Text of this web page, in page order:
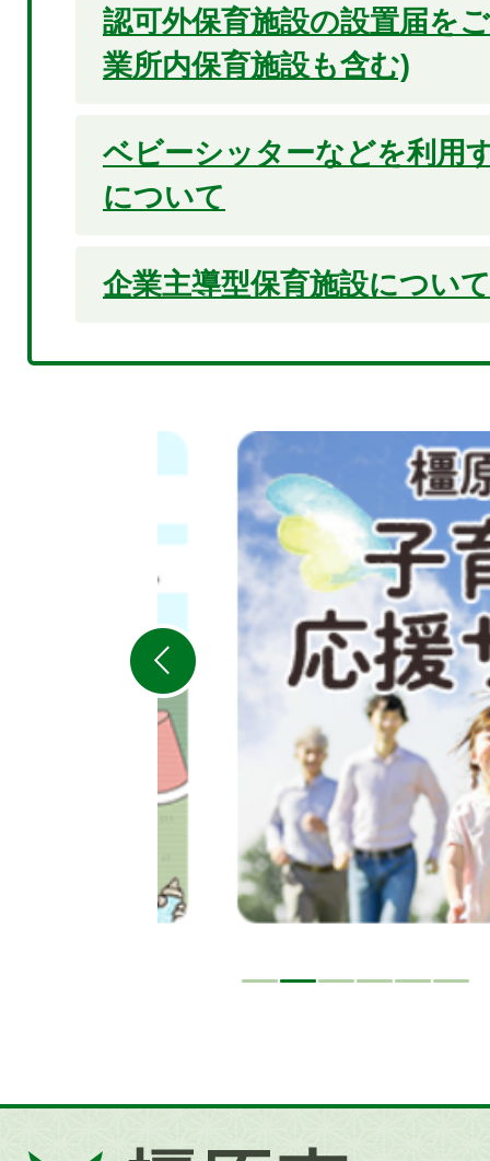
認可外保育施設の設置届を
業所内保育施設も含む)
ベビーシッターなどを利用
について
企業主導型保育施設について
目
ス
ラ
イ
ド